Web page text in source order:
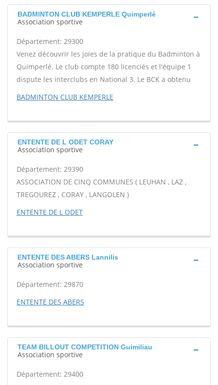
BADMINTON CLUB KEMPERLE Quimperlé
Association sportive
Département: 29300
Venez découvrir les joies de la pratique du Badminton à
Quimperlé. Le club compte 180 licenciés et l'équipe 1
dispute les interclubs en National 3. Le BCK a obtenu
BADMINTON CLUB KEMPERLE
ENTENTE DE L ODET CORAY
Association sportive
Département: 29390
ASSOCIATION DE CINQ COMMUNES ( LEUHAN , LAZ ,
TREGOUREZ , CORAY , LANGOLEN )
ENTENTE DE L ODET
ENTENTE DES ABERS Lannilis
Association sportive
Département: 29870
ENTENTE DES ABERS
TEAM BILLOUT COMPETITION Guimiliau
Association sportive
Département: 29400